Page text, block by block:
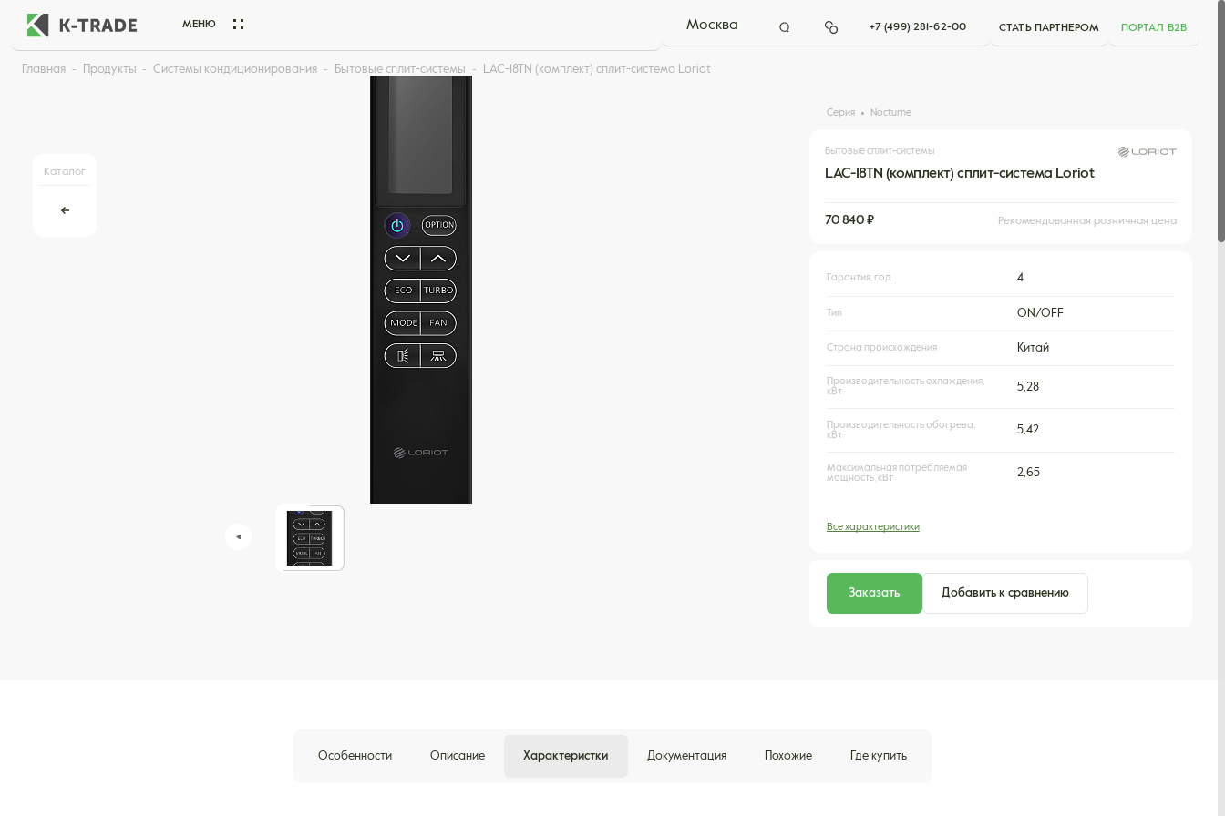
МЕНЮ Москва +7 (499) 281-62-00 СТАТЬ ПАРТНЕРОМ ПОРТАЛ B2B
Главная Продукты Системы кондиционирования Бытовые сплит-системы LAC-18TN (комплект) сплит-система Loriot
Каталог
Серия Nocturne
Бытовые сплит-системы
LAC-18TN (комплект) сплит-система Loriot
70 840 ₽ Рекомендованная розничная цена
Гарантия, год 4
Тип ON/OFF
Страна происхождения Китай
Производительность охлаждения,
кВт
5,28
Производительность обогрева,
кВт
5,42
Максимальная потребляемая
мощность, кВт
2,65
Все характеристики
Заказать Добавить к сравнению
Особенности Описание Характеристки Документация Похожие Где купить